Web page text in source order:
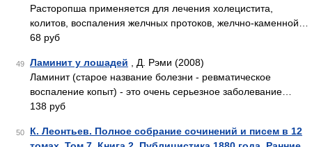
Расторопша применяется для лечения холецистита,
колитов, воспаления желчных протоков, желчно-каменной…
68 руб
49 Ламинит у лошадей , Д. Рэми (2008)
Ламинит (старое название болезни - ревматическое
воспаление копыт) - это очень серьезное заболевание…
138 руб
50
К. Леонтьев. Полное собрание сочинений и писем в 12